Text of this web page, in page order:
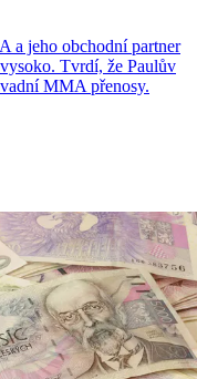
a jeho obchodní partner
Tvrdí, že Paulův
MMA přenosy.